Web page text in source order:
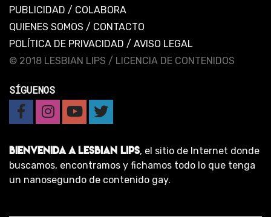
PUBLICIDAD / COLABORA
QUIENES SOMOS / CONTACTO
POLÍTICA DE PRIVACIDAD / AVISO LEGAL
© 2018 LESBIAN LIPS / LICENCIA DE CONTENIDOS
SÍGUENOS
BIENVENIDA A LESBIAN LIPS, el sitio de Internet donde
buscamos, encontramos y fichamos todo lo que tenga
un nanosegundo de contenido gay.